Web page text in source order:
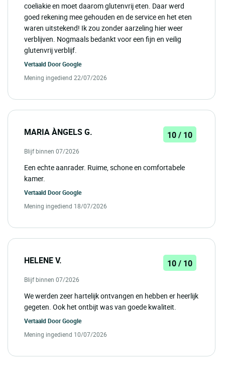
coeliakie en moet daarom glutenvrij eten. Daar werd
goed rekening mee gehouden en de service en het eten
waren uitstekend! Ik zou zonder aarzeling hier weer
verblijven. Nogmaals bedankt voor een fijn en veilig
glutenvrij verblijf.
Vertaald DoorGoogle
Mening ingediend 22/07/2026
MARIA ÀNGELS G. 10 / 10
Blijf binnen 07/2026
Een echte aanrader. Ruime, schone en comfortabele
kamer.
Vertaald DoorGoogle
Mening ingediend 18/07/2026
HELENE V. 10 / 10
Blijf binnen 07/2026
We werden zeer hartelijk ontvangen en hebben er heerlijk
gegeten. Ook het ontbijt was van goede kwaliteit.
Vertaald DoorGoogle
Mening ingediend 10/07/2026